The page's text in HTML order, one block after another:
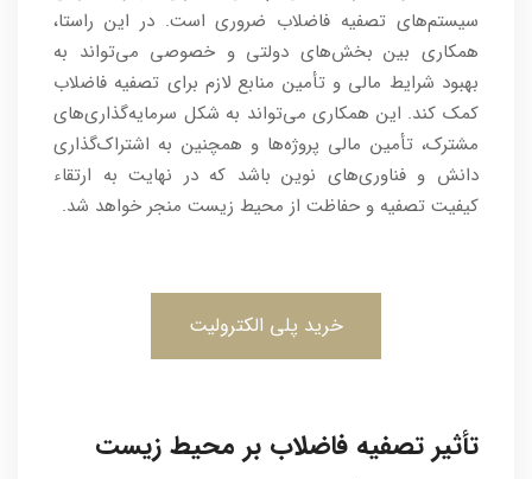
سیستم‌های تصفیه فاضلاب ضروری است. در این راستا،
همکاری بین بخش‌های دولتی و خصوصی می‌تواند به
بهبود شرایط مالی و تأمین منابع لازم برای تصفیه فاضلاب
کمک کند. این همکاری می‌تواند به شکل سرمایه‌گذاری‌های
مشترک، تأمین مالی پروژه‌ها و همچنین به اشتراک‌گذاری
دانش و فناوری‌های نوین باشد که در نهایت به ارتقاء
کیفیت تصفیه و حفاظت از محیط زیست منجر خواهد شد.
خرید پلی الکترولیت
تأثیر تصفیه فاضلاب بر محیط زیست